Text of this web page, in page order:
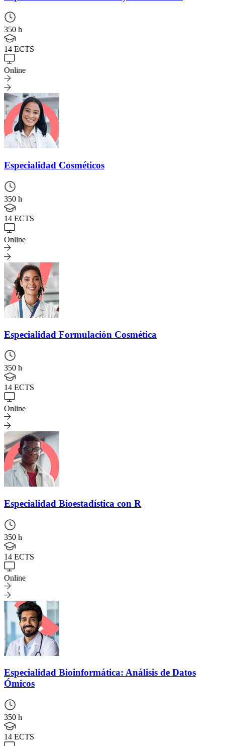
350 h
14 ECTS
Online
Especialidad Cosméticos
350 h
14 ECTS
Online
Especialidad Formulación Cosmética
350 h
14 ECTS
Online
Especialidad Bioestadística con R
350 h
14 ECTS
Online
Especialidad Bioinformática: Análisis de Datos
Ómicos
350 h
14 ECTS